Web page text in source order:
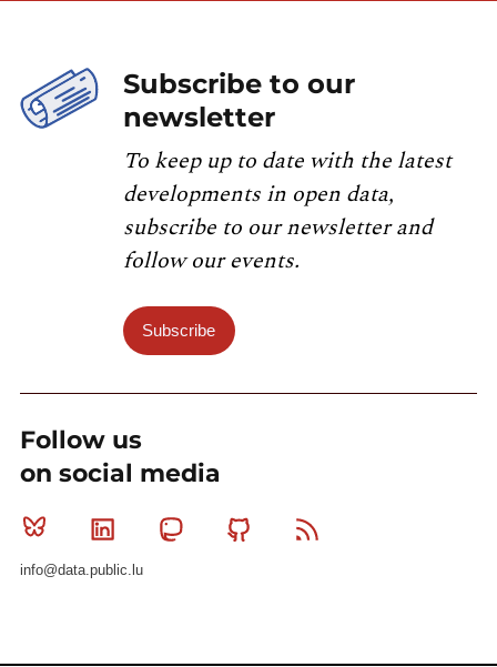
Subscribe to our
newsletter
To keep up to date with the latest
developments in open data,
subscribe to our newsletter and
follow our events.
Subscribe
Follow us
on social media
Bluesky Linkedin MastodonGithub
info@data.public.lu